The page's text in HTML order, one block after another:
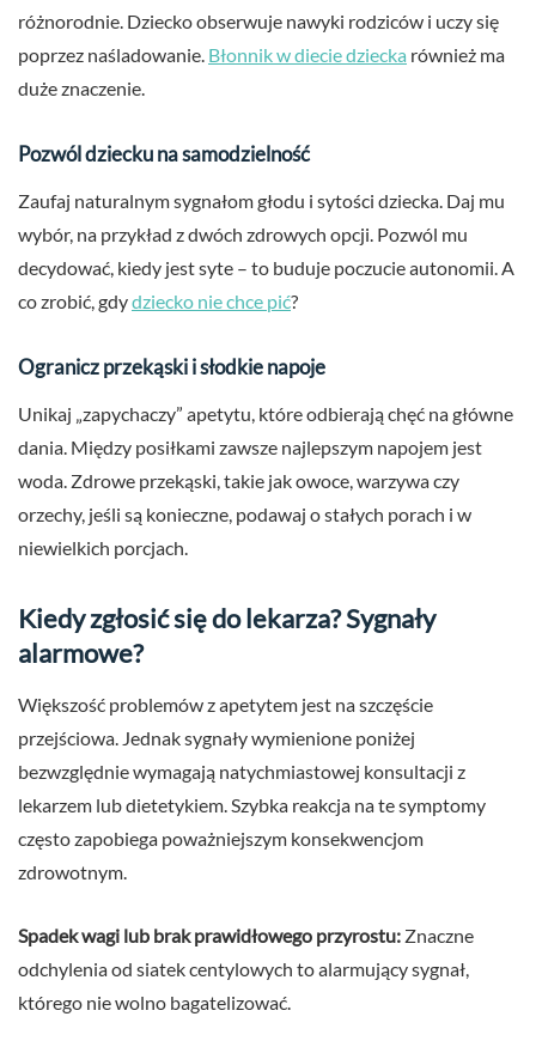
różnorodnie. Dziecko obserwuje nawyki rodziców i uczy się
poprzez naśladowanie. Błonnik w diecie dziecka również ma
duże znaczenie.
Pozwól dziecku na samodzielność
Zaufaj naturalnym sygnałom głodu i sytości dziecka. Daj mu
wybór, na przykład z dwóch zdrowych opcji. Pozwól mu
decydować, kiedy jest syte – to buduje poczucie autonomii. A
co zrobić, gdydziecko nie chce pić?
Ogranicz przekąski i słodkie napoje
Unikaj „zapychaczy” apetytu, które odbierają chęć na główne
dania. Między posiłkami zawsze najlepszym napojem jest
woda. Zdrowe przekąski, takie jak owoce, warzywa czy
orzechy, jeśli są konieczne, podawaj o stałych porach i w
niewielkich porcjach.
Kiedy zgłosić się do lekarza? Sygnały
alarmowe?
Większość problemów z apetytem jest na szczęście
przejściowa. Jednak sygnały wymienione poniżej
bezwzględnie wymagają natychmiastowej konsultacji z
lekarzem lub dietetykiem. Szybka reakcja na te symptomy
często zapobiega poważniejszym konsekwencjom
zdrowotnym.
Spadek wagi lub brak prawidłowego przyrostu: Znaczne
odchylenia od siatek centylowych to alarmujący sygnał,
którego nie wolno bagatelizować.